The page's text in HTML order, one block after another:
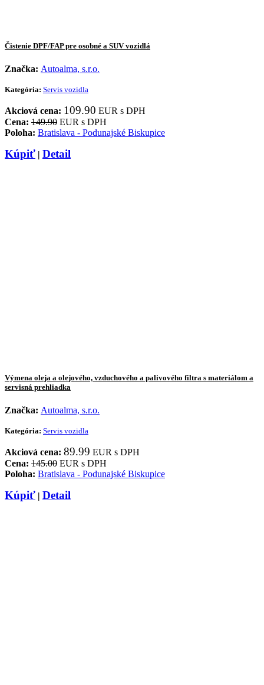
Čistenie DPF/FAP pre osobné a SUV vozidlá
Značka: Autoalma, s.r.o.
Kategória: Servis vozidla
Akciová cena: 109.90 EUR s DPH
Cena: 149.90 EUR s DPH
Poloha: Bratislava - Podunajské Biskupice
Kúpiť | Detail
Výmena oleja a olejového, vzduchového a palivového filtra s materiálom a
servisná prehliadka
Značka: Autoalma, s.r.o.
Kategória: Servis vozidla
Akciová cena: 89.99 EUR s DPH
Cena: 145.00 EUR s DPH
Poloha: Bratislava - Podunajské Biskupice
Kúpiť | Detail